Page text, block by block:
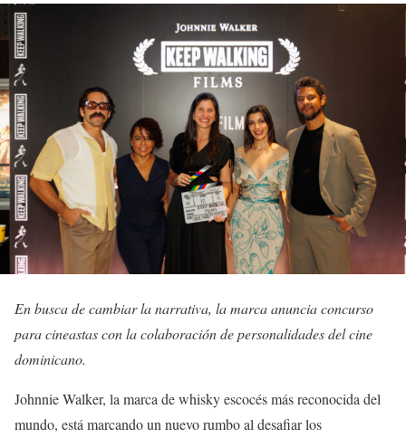
En busca de cambiar la narrativa, la marca anuncia concurso
para cineastas con la colaboración de personalidades del cine
dominicano.
Johnnie Walker, la marca de whisky escocés más reconocida del
mundo, está marcando un nuevo rumbo al desafiar los